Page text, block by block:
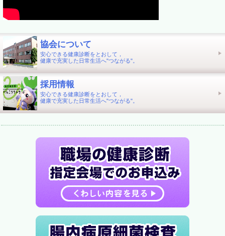
協会について
安心できる健康診断をとおして，
健康で充実した日常生活へ"つながる"。
採用情報
安心できる健康診断をとおして，
健康で充実した日常生活へ"つながる"。